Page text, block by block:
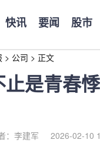
快讯 要闻 股市
> 公司 > 正文
是青春
：李建军 2026-02-10